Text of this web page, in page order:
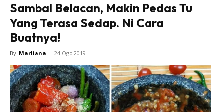
Sambal Belacan, Makin Pedas Tu
Yang Terasa Sedap. Ni Cara
Buatnya!
By Marliana - 24 Ogo 2019